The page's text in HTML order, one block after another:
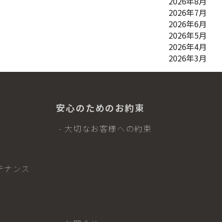
2026年7月
2026年6月
2026年5月
2026年4月
2026年3月
ンス
安心のためのお約束
- 大切なお客様への約束